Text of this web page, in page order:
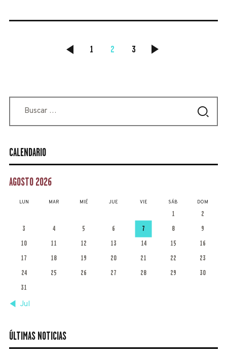
NAVEGACIÓN< PAGE
1 PAGE
2 PAGE
3 >
CALENDARIO
AGOSTO 2026
LUN MAR MIÉ JUE VIE SÁB DOM
1
2
3
4 5 6 7 8
9
10
11 12 13 14 15
16
17
18 19 20 21 22
23
24
25 26 27 28 29
30
31
« Jul
ÚLTIMAS NOTICIAS